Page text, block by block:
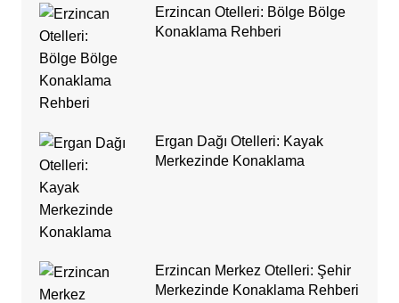
Erzincan Otelleri: Bölge Bölge
Konaklama Rehberi
Ergan Dağı Otelleri: Kayak
Merkezinde Konaklama
Erzincan Merkez Otelleri: Şehir
Merkezinde Konaklama Rehberi